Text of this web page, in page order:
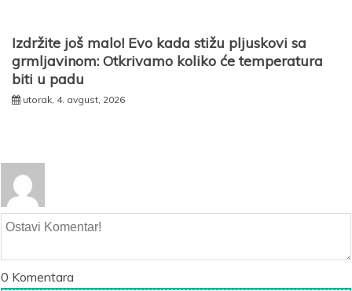
Izdržite još malo! Evo kada stižu pljuskovi sa
grmljavinom: Otkrivamo koliko će temperatura
biti u padu
utorak, 4. avgust, 2026
0 Komentara